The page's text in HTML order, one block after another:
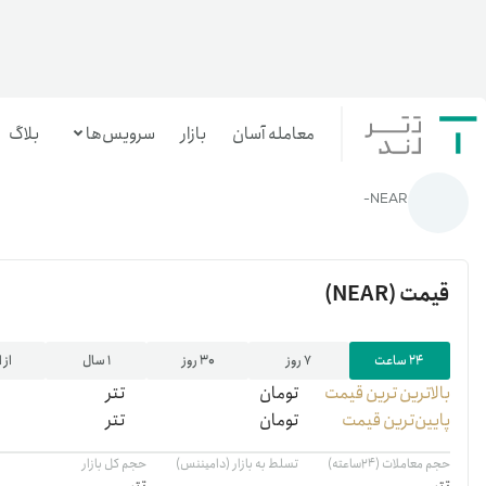
معامله آسان بازار سرویس‌ها
بازار تترلند
سرمایه‌گذاری آسان
بلاگ خانه رمزارزها/ قیمت نیر (NEAR) | خرید NEAR | قیمت لحظه‌ای‌ نیر (NEAR)
NEAR-
قیمت(NEAR)
۲۴ ساعت ۷ روز ۳۰ روز ۱ سال
بالاترین ‌ترین قیمت تومان
تتر
پایین‌ترین قیمت
تومان تتر
حجم معاملات (۲۴ساعته) تسلط به بازار (دامیننس) حجم کل بازار